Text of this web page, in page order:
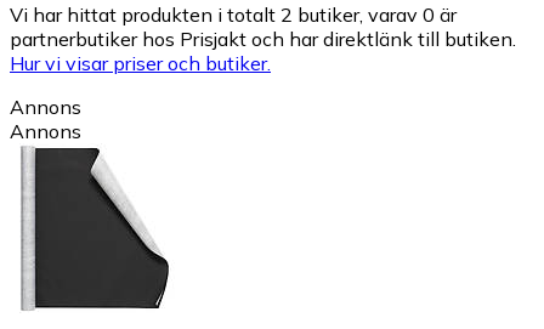
Vi har hittat produkten i totalt 2 butiker, varav 0 är
partnerbutiker hos Prisjakt och har direktlänk till butiken.
Hur vi visar priser och butiker.
Annons
Annons